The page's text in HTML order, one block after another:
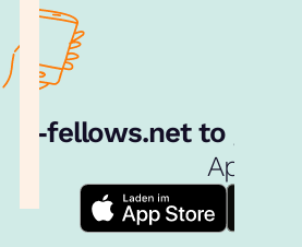
e‑fellows.net to go:
App!